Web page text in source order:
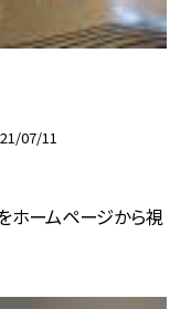
07/11
ホームページから視